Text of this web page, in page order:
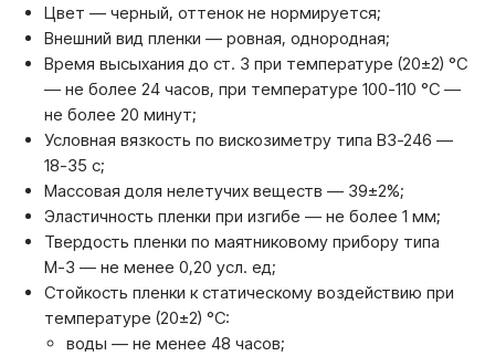
Цвет — черный, оттенок не нормируется;
Внешний вид пленки — ровная, однородная;
Время высыхания до ст. 3 при температуре (20±2) °C
— не более 24 часов, при температуре 100-110 °C —
не более 20 минут;
Условная вязкость по вискозиметру типа ВЗ-246 —
18-35 с;
Массовая доля нелетучих веществ — 39±2%;
Эластичность пленки при изгибе — не более 1 мм;
Твердость пленки по маятниковому прибору типа
М-3 — не менее 0,20 усл. ед;
Стойкость пленки к статическому воздействию при
температуре (20±2) °C:
воды — не менее 48 часов;